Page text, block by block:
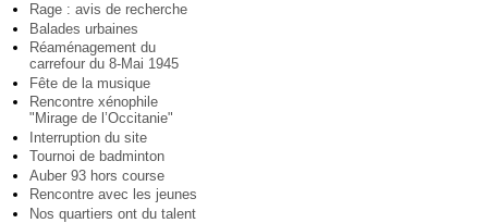
Rage : avis de recherche
Balades urbaines
Réaménagement du
carrefour du 8-Mai 1945
Fête de la musique
Rencontre xénophile
"Mirage de l’Occitanie"
Interruption du site
Tournoi de badminton
Auber 93 hors course
Rencontre avec les jeunes
Nos quartiers ont du talent